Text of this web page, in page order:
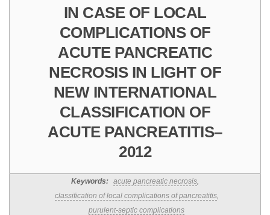
IN CASE OF LOCAL
COMPLICATIONS OF
ACUTE PANCREATIC
NECROSIS IN LIGHT OF
NEW INTERNATIONAL
CLASSIFICATION OF
ACUTE PANCREATITIS–
2012
Keywords: acute pancreatic necrosis,
classification of local complications of pancreatitis,
purulent-septic complications